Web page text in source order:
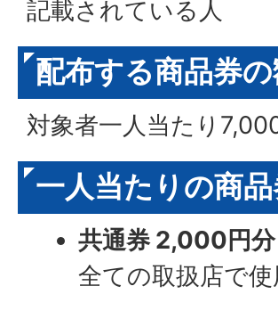
記載されている人
配布する商品券
対象者一人当たり
一人当たりの商
共通券 2,000円分
全ての取扱店で